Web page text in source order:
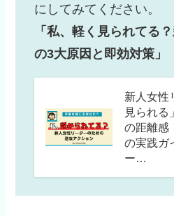
にしてみてください。
「私、軽く見られてる
の3大原因と即効対策」
新人女性
見られる
の距離感
の実践ガ
ー…